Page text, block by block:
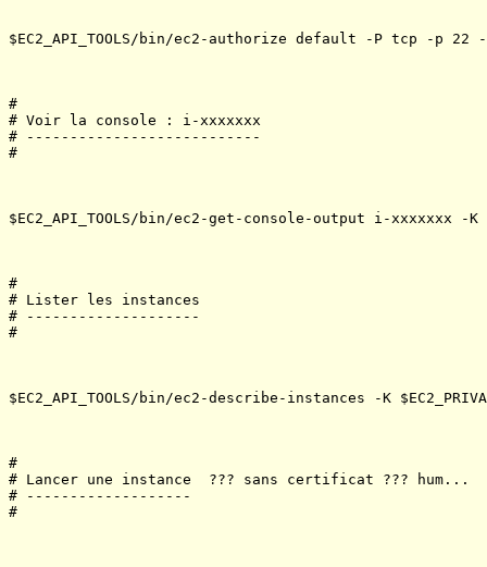
$EC2_API_TOOLS/bin/ec2-authorize default -P tcp -p 22 -
#
# Voir la console : i-xxxxxxx
# ---------------------------
#
$EC2_API_TOOLS/bin/ec2-get-console-output i-xxxxxxx -K
#
# Lister les instances
# --------------------
#
$EC2_API_TOOLS/bin/ec2-describe-instances -K
#
# Lancer une instance  ??? sans certificat ??? hum...
# -------------------
#